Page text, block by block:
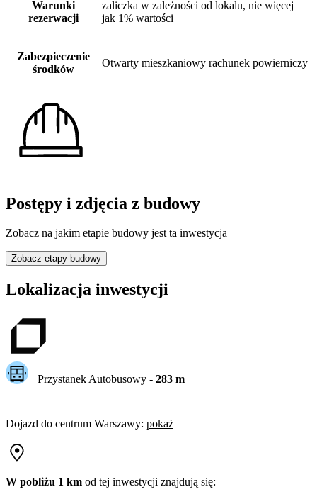
Warunki
rezerwacji
zaliczka w zależności od lokalu, nie więcej
jak 1% wartości
Zabezpieczenie
środków
Otwarty mieszkaniowy rachunek powierniczy
Postępy i zdjęcia z budowy
Zobacz na jakim etapie budowy jest ta inwestycja
Zobacz etapy budowy
Lokalizacja inwestycji
Przystanek Autobusowy - 283m
Dojazd do centrum Warszawy: pokaż
W pobliżu 1 km od tej inwestycji znajdują się: